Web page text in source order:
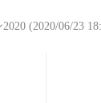
(2020/06/23